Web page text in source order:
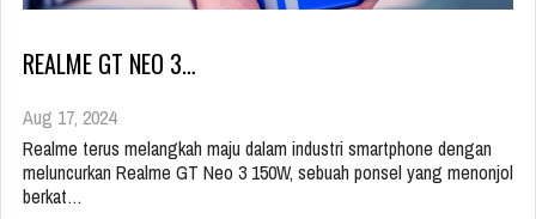
REALME GT NEO 3…
Aug 17, 2024
Realme terus melangkah maju dalam industri smartphone dengan
meluncurkan Realme GT Neo 3 150W, sebuah ponsel yang menonjol
berkat…